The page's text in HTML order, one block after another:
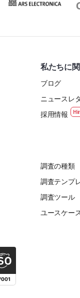
私たちに
ブログ
ニュースレ
採用情報
調査の種類
調査テンプ
調査ツール
ユースケー